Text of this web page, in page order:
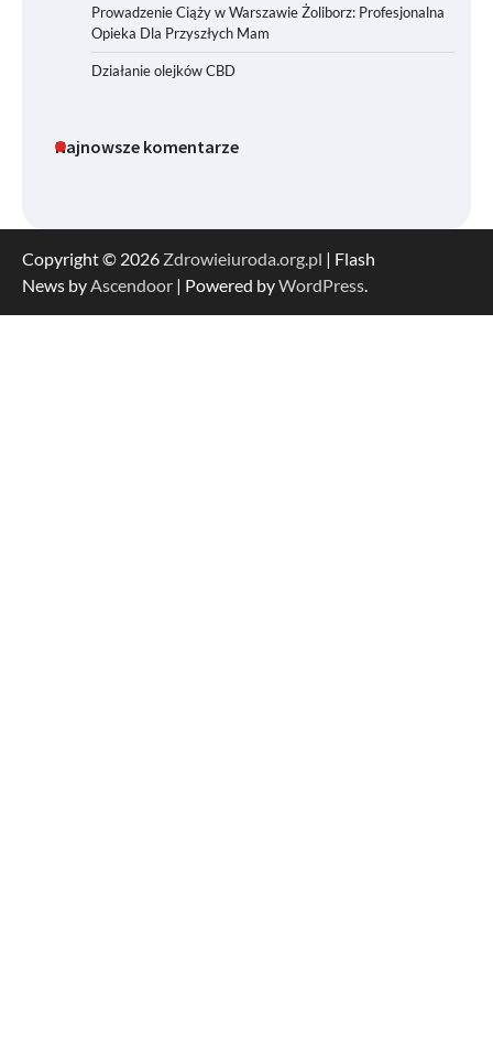
Prowadzenie Ciąży w Warszawie Żoliborz: Profesjonalna
Opieka Dla Przyszłych Mam
Działanie olejków CBD
Najnowsze komentarze
Copyright © 2026 Zdrowieiuroda.org.pl | Flash
News byAscendoor | Powered byWordPress.